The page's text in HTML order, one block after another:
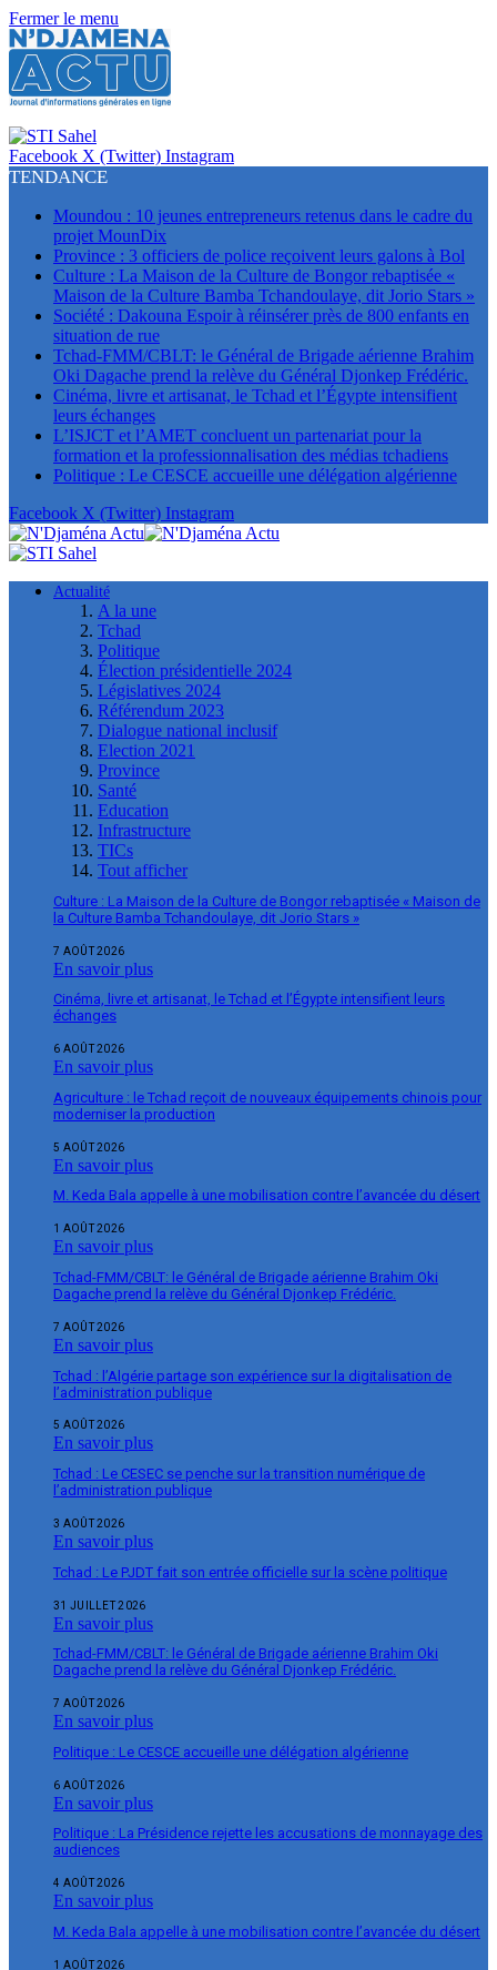
Fermer le menu
Facebook X (Twitter) Instagram
TENDANCE
Moundou : 10 jeunes entrepreneurs retenus dans le cadre du
projet MounDix
Province : 3 officiers de police reçoivent leurs galons à Bol
Culture : La Maison de la Culture de Bongor rebaptisée «
Maison de la Culture Bamba Tchandoulaye, dit Jorio Stars »
Société : Dakouna Espoir à réinsérer près de 800 enfants en
situation de rue
Tchad-FMM/CBLT: le Général de Brigade aérienne Brahim
Oki Dagache prend la relève du Général Djonkep Frédéric.
Cinéma, livre et artisanat, le Tchad et l’Égypte intensifient
leurs échanges
L’ISJCT et l’AMET concluent un partenariat pour la
formation et la professionnalisation des médias tchadiens
Politique : Le CESCE accueille une délégation algérienne
Facebook X (Twitter) Instagram
Actualité
A la une
Tchad
Politique
Élection présidentielle 2024
Législatives 2024
Référendum 2023
Dialogue national inclusif
Election 2021
Province
Santé
Education
Infrastructure
TICs
Tout afficher
Culture : La Maison de la Culture de Bongor rebaptisée « Maison de
la Culture Bamba Tchandoulaye, dit Jorio Stars »
7 AOÛT 2026
En savoir plus
Cinéma, livre et artisanat, le Tchad et l’Égypte intensifient leurs
échanges
6 AOÛT 2026
En savoir plus
Agriculture : le Tchad reçoit de nouveaux équipements chinois pour
moderniser la production
5 AOÛT 2026
En savoir plus
M. Keda Bala appelle à une mobilisation contre l’avancée du désert
1 AOÛT 2026
En savoir plus
Tchad-FMM/CBLT: le Général de Brigade aérienne Brahim Oki
Dagache prend la relève du Général Djonkep Frédéric.
7 AOÛT 2026
En savoir plus
Tchad : l’Algérie partage son expérience sur la digitalisation de
l’administration publique
5 AOÛT 2026
En savoir plus
Tchad : Le CESEC se penche sur la transition numérique de
l’administration publique
3 AOÛT 2026
En savoir plus
Tchad : Le PJDT fait son entrée officielle sur la scène politique
31 JUILLET 2026
En savoir plus
Tchad-FMM/CBLT: le Général de Brigade aérienne Brahim Oki
Dagache prend la relève du Général Djonkep Frédéric.
7 AOÛT 2026
En savoir plus
Politique : Le CESCE accueille une délégation algérienne
6 AOÛT 2026
En savoir plus
Politique : La Présidence rejette les accusations de monnayage des
audiences
4 AOÛT 2026
En savoir plus
M. Keda Bala appelle à une mobilisation contre l’avancée du désert
1 AOÛT 2026